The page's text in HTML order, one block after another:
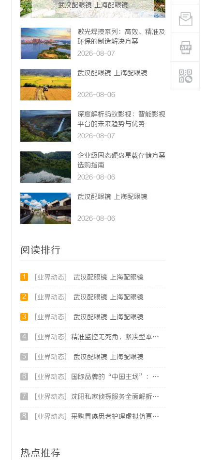
武汉配眼镜 上海配眼镜
激光焊接系列：高效、精准及
环保的制造解决方案
2026-08-07
武汉配眼镜 上海配眼镜
2026-08-06
深度解析蚂蚁影视：智能影视
平台的未来趋势与优势
2026-08-07
企业级固态硬盘星载存储方案
选购指南
2026-08-06
武汉配眼镜 上海配眼镜
2026-08-06
阅读排行
1 [业界动态] 武汉配眼镜 上海配眼镜
2 [业界动态] 武汉配眼镜 上海配眼镜
3 [业界动态] 武汉配眼镜 上海配眼镜
4 [业界动态] 精准监控无死角，紧凑型本安球机赋能安全管理
5 [业界动态] 武汉配眼镜 上海配眼镜
6 [业界动态] 国际品牌的“中国主场”：北京商标律师在跨境维权中的战略支点
7 [业界动态] 沈阳私家侦探服务全面解析：破解疑云，守护真相的专家助力
8 [业界动态] 采购胃癌患者护理虚拟仿真软件：预算详解+隐形收费排查指南
热点推荐